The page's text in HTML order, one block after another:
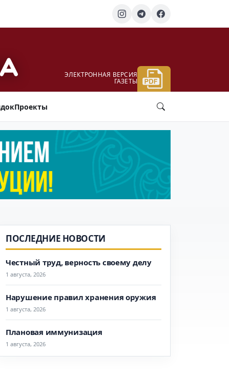
ЭЛЕКТРОННАЯ ВЕРСИЯ
ГАЗЕТЫ
Проекты
ПОСЛЕДНИЕ НОВОСТИ
Честный труд, верность своему делу
1 августа, 2026
Нарушение правил хранения оружия
1 августа, 2026
Плановая иммунизация
1 августа, 2026